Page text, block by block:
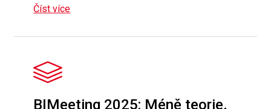
Číst více
BIMeeting 2025: Méně teorie,